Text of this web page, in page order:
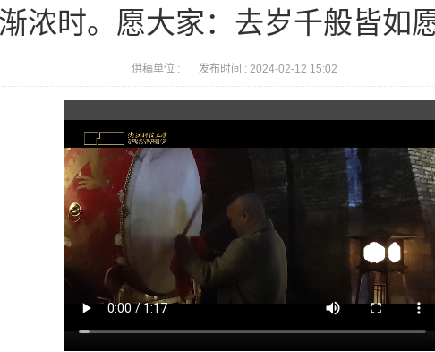
浓时。愿大家：去岁千般皆如
供稿单位 : 发布时间 : 2024-02-12 15:02